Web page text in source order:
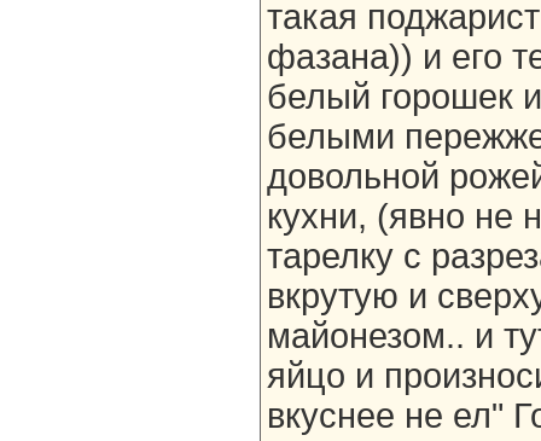
такая
фазана)) и его
белый горошек
белыми
довольной
кухни, (явно не
тарелку с
вкрутую и
майонезом.. и
яйцо и
вкуснее не ел"